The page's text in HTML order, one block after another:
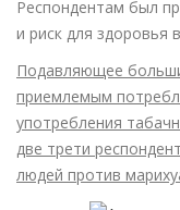
Респондентам был
и риск для здоровья
Подавляющее
приемлемым
употребления
две трети
людей против